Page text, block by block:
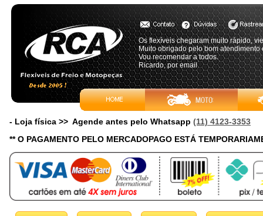
Os flexíveis chegaram muito rápido,
Muito obrigado pelo bom
Vou recomendar a todos.
Ricardo, por email
- Loja física >> Agende antes pelo Whatsapp (11) 4123-3353
** O PAGAMENTO PELO MERCADOPAGO ESTÁ